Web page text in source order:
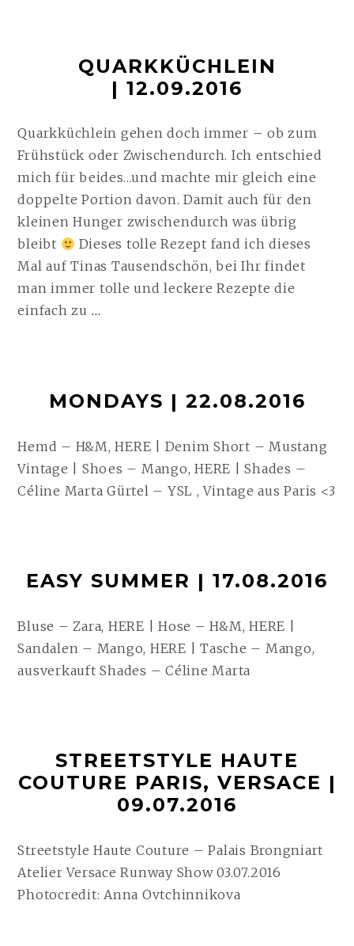
QUARKKÜCHLEIN
| 12.09.2016
Quarkküchlein gehen doch immer – ob zum
Frühstück oder Zwischendurch. Ich entschied
mich für beides…und machte mir gleich eine
doppelte Portion davon. Damit auch für den
kleinen Hunger zwischendurch was übrig
bleibt
Dieses tolle Rezept fand ich dieses
Mal auf Tinas Tausendschön, bei Ihr findet
man immer tolle und leckere Rezepte die
einfach zu …
MONDAYS | 22.08.2016
Hemd – H&M, HERE | Denim Short – Mustang
Vintage | Shoes – Mango, HERE | Shades –
Céline Marta Gürtel – YSL , Vintage aus Paris <3
EASY SUMMER | 17.08.2016
Bluse – Zara, HERE | Hose – H&M, HERE |
Sandalen – Mango, HERE | Tasche – Mango,
ausverkauft Shades – Céline Marta
STREETSTYLE HAUTE
COUTURE PARIS, VERSACE |
09.07.2016
Streetstyle Haute Couture – Palais Brongniart
Atelier Versace Runway Show 03.07.2016
Photocredit: Anna Ovtchinnikova